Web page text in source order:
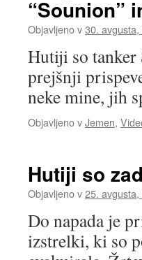
“Sounion”
Objavljeno v30.
Hutiji so tanker
prejšnji
neke mine, jih
Objavljeno vJemen,
Hutiji so
Objavljeno v25.
Do napada je
izstrelki, ki so